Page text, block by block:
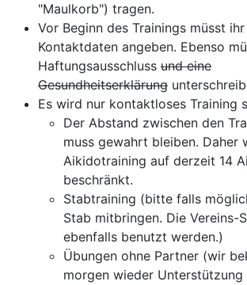
"Maulkorb") tragen.
Vor Beginn des Trainings müsst
Kontaktdaten angeben. Ebenso
Haftungsausschluss und eine
Gesundheitserklärung
Es wird nur kontaktloses Training
Der Abstand zwischen den
muss gewahrt bleiben. Daher
Aikidotraining auf derzeit 14
beschränkt.
Stabtraining (bitte falls
Stab mitbringen. Die Vereins-
ebenfalls benutzt werden.)
Übungen ohne Partner (wir
morgen wieder Unterstützung